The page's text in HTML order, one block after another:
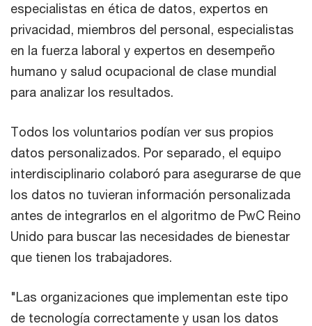
especialistas en ética de datos, expertos en
privacidad, miembros del personal, especialistas
en la fuerza laboral y expertos en desempeño
humano y salud ocupacional de clase mundial
para analizar los resultados.
Todos los voluntarios podían ver sus propios
datos personalizados. Por separado, el equipo
interdisciplinario colaboró ​​para asegurarse de que
los datos no tuvieran información personalizada
antes de integrarlos en el algoritmo de PwC Reino
Unido para buscar las necesidades de bienestar
que tienen los trabajadores.
"Las organizaciones que implementan este tipo
de tecnología correctamente y usan los datos